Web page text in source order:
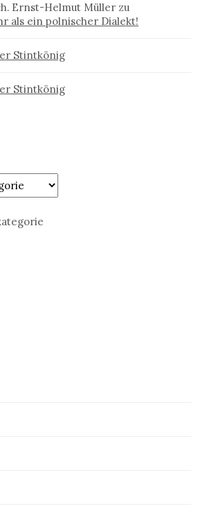
Ernst-Helmut Müller zu
als ein polnischer Dialekt!
Stintkönig
Stintkönig